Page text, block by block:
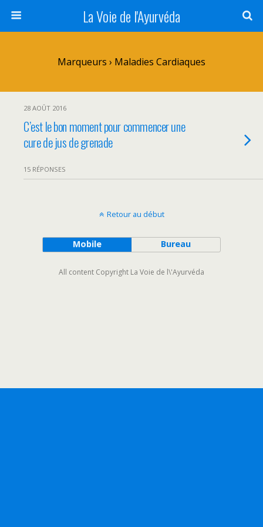
La Voie de l'Ayurvéda
Marqueurs › Maladies Cardiaques
28 AOÛT 2016
C’est le bon moment pour commencer une
cure de jus de grenade
15 RÉPONSES
Retour au début
Mobile Bureau
All content Copyright La Voie de l\'Ayurvéda